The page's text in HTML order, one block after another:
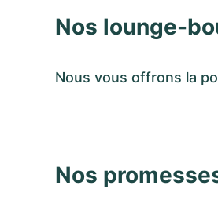
Nos lounge-
Nous vous offrons la
Nos